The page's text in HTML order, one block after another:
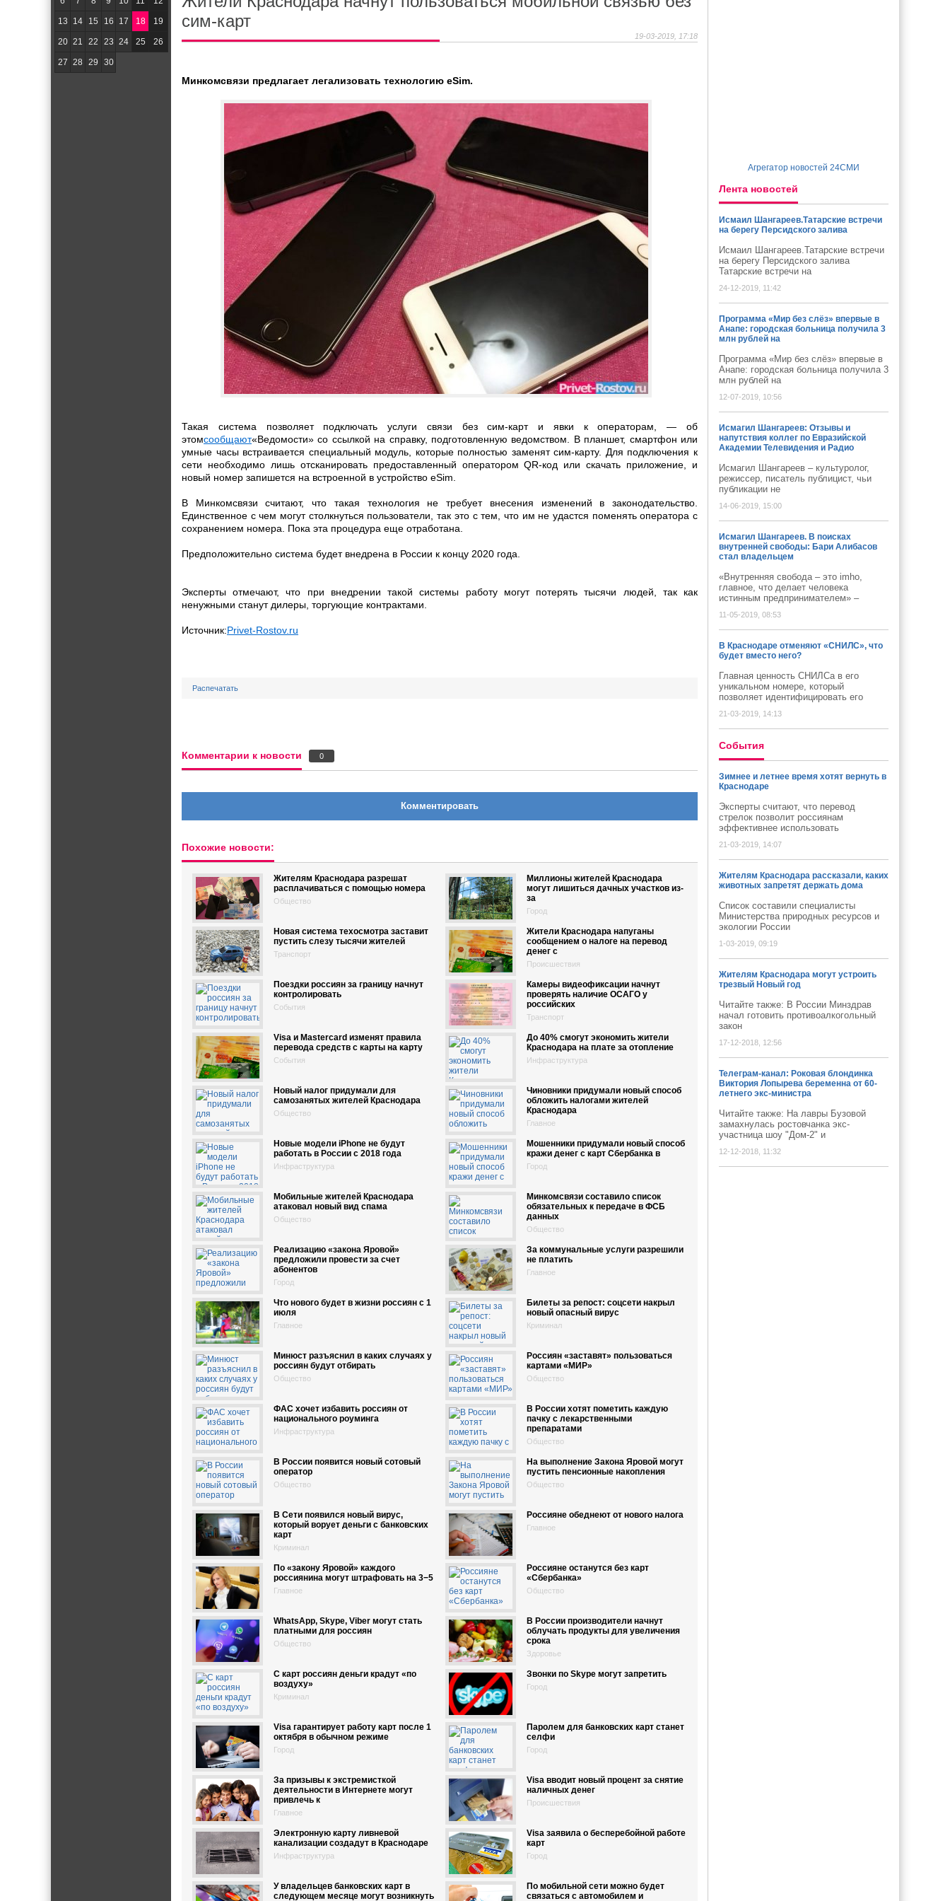
сим-карт
19-03-2019, 17:18
Минкомсвязи предлагает легализовать технологию eSim.
Такая система позволяет подключать услуги связи без сим-карт и явки к операторам, — об
этомсообщают«Ведомости» со ссылкой на справку, подготовленную ведомством. В планшет, смартфон или
умные часы встраивается специальный модуль, которые полностью заменят сим-карту. Для подключения к
сети необходимо лишь отсканировать предоставленный оператором QR-код или скачать приложение, и
новый номер запишется на встроенной в устройство eSim.
В Минкомсвязи считают, что такая технология не требует внесения изменений в законодательство.
Единственное с чем могут столкнуться пользователи, так это с тем, что им не удастся поменять оператора с
сохранением номера. Пока эта процедура еще отработана.
Предположительно система будет внедрена в России к концу 2020 года.
Эксперты отмечают, что при внедрении такой системы работу могут потерять тысячи людей, так как
ненужными станут дилеры, торгующие контрактами.
Источник:Privet-Rostov.ru
Распечатать
Комментарии к новости 0
Комментировать
Похожие новости:
Жителям Краснодара разрешат
расплачиваться с помощью номера
Общество
Миллионы жителей Краснодара
могут лишиться дачных участков из-
за
Город
Новая система техосмотра заставит
пустить слезу тысячи жителей
Транспорт
Жители Краснодара напуганы
сообщением о налоге на перевод
денег с
Происшествия
Поездки россиян за границу начнут
контролировать
События
Камеры видеофиксации начнут
проверять наличие ОСАГО у
российских
Транспорт
Visa и Mastercard изменят правила
перевода средств с карты на карту
События
До 40% смогут экономить жители
Краснодара на плате за отопление
Инфраструктура
Новый налог придумали для
самозанятых жителей Краснодара
Общество
Чиновники придумали новый способ
обложить налогами жителей
Краснодара
Главное
Новые модели iPhone не будут
работать в России с 2018 года
Инфраструктура
Мошенники придумали новый способ
кражи денег с карт Сбербанка в
Город
Мобильные жителей Краснодара
атаковал новый вид спама
Общество
Минкомсвязи составило список
обязательных к передаче в ФСБ
данных
Общество
Реализацию «закона Яровой»
предложили провести за счет
абонентов
Город
За коммунальные услуги разрешили
не платить
Главное
Что нового будет в жизни россиян с 1
июля
Главное
Билеты за репост: соцсети накрыл
новый опасный вирус
Криминал
Минюст разъяснил в каких случаях у
россиян будут отбирать
Общество
Россиян «заставят» пользоваться
картами «МИР»
Общество
ФАС хочет избавить россиян от
национального роуминга
Инфраструктура
В России хотят пометить каждую
пачку с лекарственными
препаратами
Общество
В России появится новый сотовый
оператор
Общество
На выполнение Закона Яровой могут
пустить пенсионные накопления
Общество
В Сети появился новый вирус,
который ворует деньги с банковских
карт
Криминал
Россияне обеднеют от нового налога
Главное
По «закону Яровой» каждого
россиянина могут штрафовать на 3−5
Главное
Россияне останутся без карт
«Сбербанка»
Общество
WhatsApp, Skype, Viber могут стать
платными для россиян
Общество
В России производители начнут
облучать продукты для увеличения
срока
Здоровье
C карт россиян деньги крадут «по
воздуху»
Криминал
Звонки по Skype могут запретить
Город
Visa гарантирует работу карт после 1
октября в обычном режиме
Город
Паролем для банковских карт станет
селфи
Город
За призывы к экстремисткой
деятельности в Интернете могут
привлечь к
Главное
Visa вводит новый процент за снятие
наличных денег
Происшествия
Электронную карту ливневой
канализации создадут в Краснодаре
Инфраструктура
Visa заявила о бесперебойной работе
карт
Город
У владельцев банковских карт в
следующем месяце могут возникнуть
По мобильной сети можно будет
связаться с автомобилем и
13 14 15 16 17 18 19
20 21 22 23 24 25 26
27 28 29 30
Агрегатор новостей 24СМИ
Лента новостей
Исмаил Шангареев.Татарские встречи
на берегу Персидского залива
Исмаил Шангареев.Татарские встречи
на берегу Персидского залива
Татарские встречи на
24-12-2019, 11:42
Программа «Мир без слёз» впервые в
Анапе: городская больница получила 3
млн рублей на
Программа «Мир без слёз» впервые в
Анапе: городская больница получила 3
млн рублей на
12-07-2019, 10:56
Исмагил Шангареев: Отзывы и
напутствия коллег по Евразийской
Академии Телевидения и Радио
Исмагил Шангареев – культуролог,
режиссер, писатель публицист, чьи
публикации не
14-06-2019, 15:00
Исмагил Шангареев. В поисках
внутренней свободы: Бари Алибасов
стал владельцем
«Внутренняя свобода – это imho,
главное, что делает человека
истинным предпринимателем» –
11-05-2019, 08:53
В Краснодаре отменяют «СНИЛС», что
будет вместо него?
Главная ценность СНИЛСа в его
уникальном номере, который
позволяет идентифицировать его
21-03-2019, 14:13
Cобытия
Зимнее и летнее время хотят вернуть в
Краснодаре
Эксперты считают, что перевод
стрелок позволит россиянам
эффективнее использовать
21-03-2019, 14:07
Жителям Краснодара рассказали, каких
животных запретят держать дома
Список составили специалисты
Министерства природных ресурсов и
экологии России
1-03-2019, 09:19
Жителям Краснодара могут устроить
трезвый Новый год
Читайте также: В России Минздрав
начал готовить противоалкогольный
закон
17-12-2018, 12:56
Телеграм-канал: Роковая блондинка
Виктория Лопырева беременна от 60-
летнего экс-министра
Читайте также: На лавры Бузовой
замахнулась ростовчанка экс-
участница шоу "Дом-2" и
12-12-2018, 11:32